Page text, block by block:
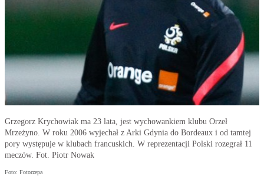
Grzegorz Krychowiak ma 23 lata, jest wychowankiem klubu Orzeł
Mrzeżyno. W roku 2006 wyjechał z Arki Gdynia do Bordeaux i od tamtej
pory występuje w klubach francuskich. W reprezentacji Polski rozegrał 11
meczów. Fot. Piotr Nowak
Foto: Fotorzepa